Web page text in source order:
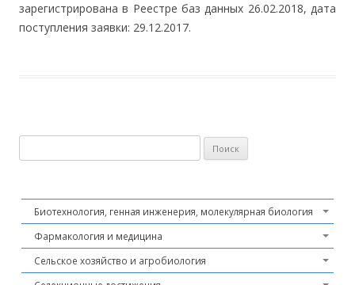
зарегистрирована в Реестре баз данных 26.02.2018, дата
поступления заявки: 29.12.2017.
Биотехнология, генная инженерия, молекулярная биология
Фармакология и медицина
Сельское хозяйство и агробиология